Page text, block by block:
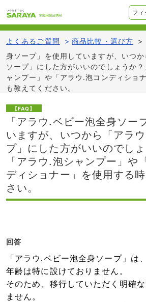
フィ
よくあるご質問 > 商品比較・選び方 >
身ソープ」を使用していますが、いつ
ソープ」にした方がいいのでしょうか
ャンプー」や「アラウ.泡コンディショ
も教えてください。
【FAQ】
「アラウ.ベビー泡全身ソー
いますが、いつから「アラ
プ」にした方がいいのでしょ
「アラウ.泡シャンプー」や
ディショナー」を使用する
さい。
回答
「アラウ.ベビー泡全身ソープ」は
年齢は特に設けておりません。
そのため、移行していただく明確
ません。